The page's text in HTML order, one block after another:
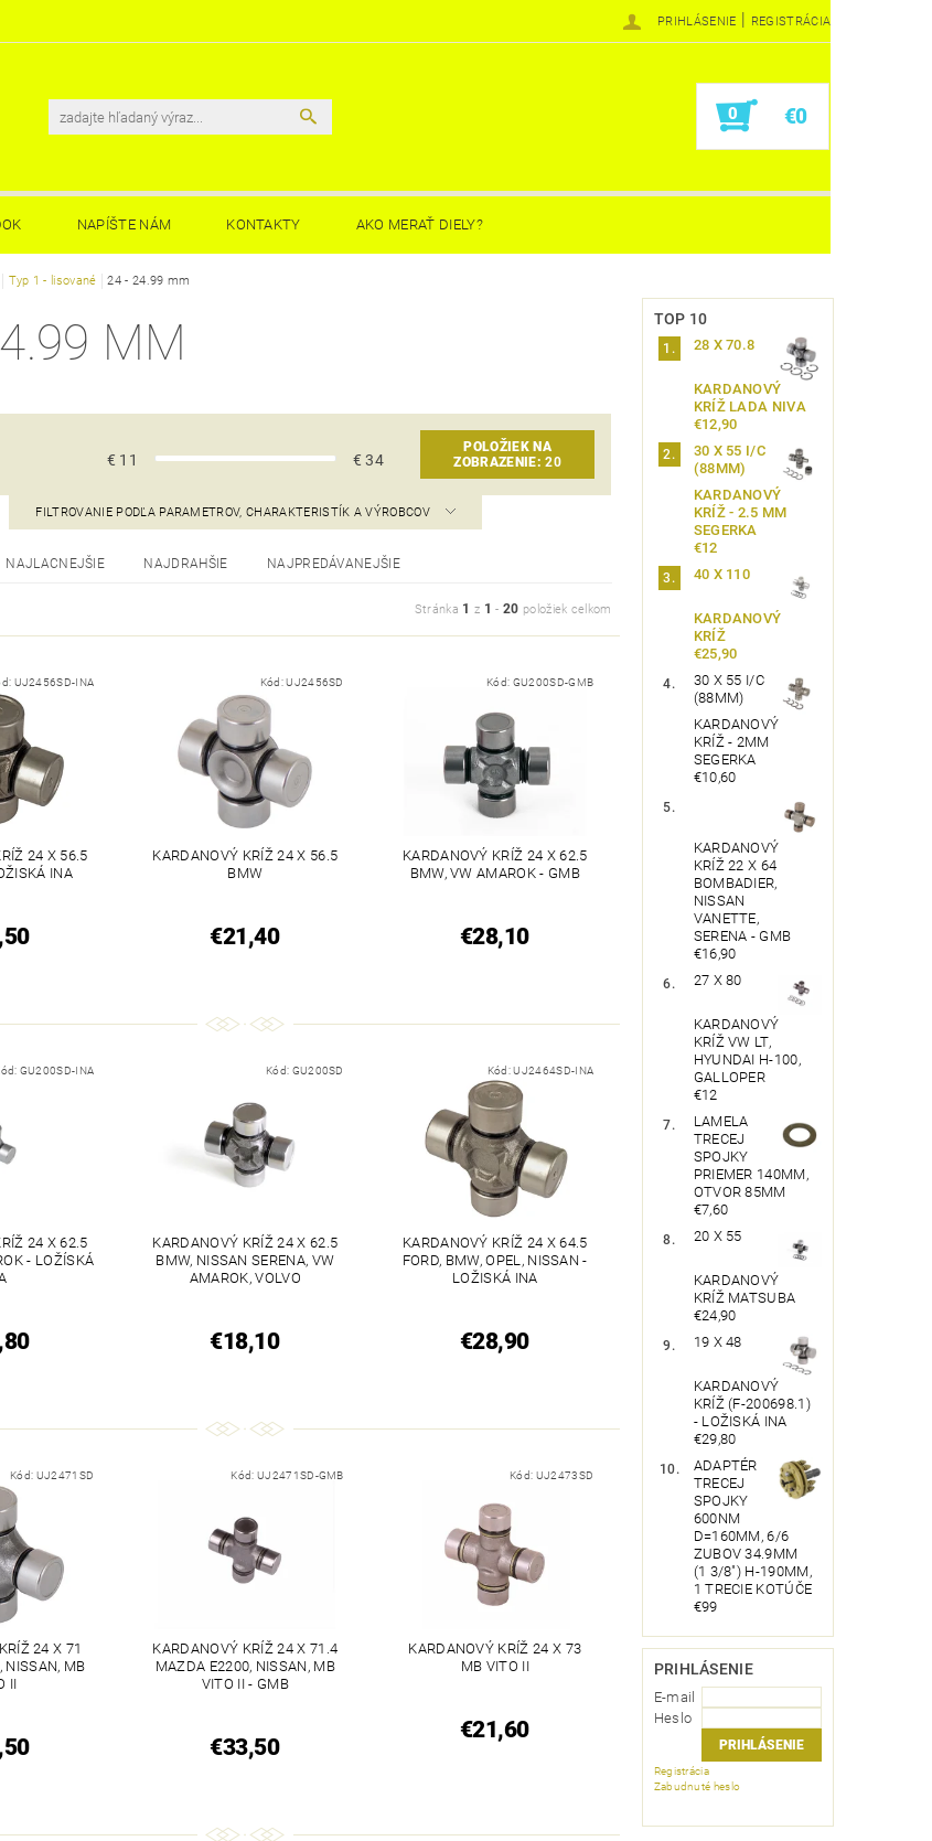
PRIHLÁSENIE | REGISTRÁCIA
0 €0
NAPÍŠTE NÁM KONTAKTY AKO MERAŤ DIELY?
Typ 1 - lisované 24 - 24.99 mm
MM
€ 11 €34
POLOŽIEK NA
ZOBRAZENIE:20
FILTROVANIE PODĽA PARAMETROV, CHARAKTERISTÍK A VÝROBCOV
NAJLACNEJŠIE NAJDRAHŠIE NAJPREDÁVANEJŠIE
Stránka 1 z 1 -20 položiek celkom
UJ2456SD-INA
24 X 56.5
INA
Kód:UJ2456SD
KARDANOVÝ KRÍŽ 24 X 56.5
BMW
€21,40
Kód: GU200SD-GMB
KARDANOVÝ KRÍŽ 24 X 62.5
BMW, VW AMAROK - GMB
€28,10
GU200SD-INA
24 X 62.5
- LOŽÍSKÁ
Kód: GU200SD
KARDANOVÝ KRÍŽ 24 X 62.5
BMW, NISSAN SERENA, VW
AMAROK, VOLVO
€18,10
Kód:UJ2464SD-INA
KARDANOVÝ KRÍŽ 24 X 64.5
FORD, BMW, OPEL, NISSAN -
LOŽISKÁ INA
€28,90
Kód: UJ2471SD
24 X 71
NISSAN, MB
II
Kód: UJ2471SD-GMB
KARDANOVÝ KRÍŽ 24 X 71.4
MAZDA E2200, NISSAN, MB
VITO II - GMB
€33,50
Kód: UJ2473SD
KARDANOVÝ KRÍŽ 24 X 73
MB VITO II
€21,60
TOP 10
28 X 70.8
KARDANOVÝ
KRÍŽ LADA NIVA
€12,90
30 X 55 I/C
(88MM)
KARDANOVÝ
KRÍŽ - 2.5 MM
SEGERKA
€12
40 X 110
KARDANOVÝ
KRÍŽ
€25,90
30 X 55 I/C
(88MM)
KARDANOVÝ
KRÍŽ - 2MM
SEGERKA
€10,60
KARDANOVÝ
KRÍŽ 22 X 64
BOMBADIER,
NISSAN
VANETTE,
SERENA - GMB
€16,90
27 X 80
KARDANOVÝ
KRÍŽ VW LT,
HYUNDAI H-100,
GALLOPER
€12
LAMELA
TRECEJ
SPOJKY
PRIEMER 140MM,
OTVOR 85MM
€7,60
20 X 55
KARDANOVÝ
KRÍŽ MATSUBA
€24,90
19 X 48
KARDANOVÝ
KRÍŽ (F-200698.1)
- LOŽISKÁ INA
€29,80
ADAPTÉR
TRECEJ
SPOJKY
600NM
D=160MM, 6/6
ZUBOV 34.9MM
(1 3/8") H-190MM,
1 TRECIE KOTÚČE
€99
PRIHLÁSENIE
E-mail
Heslo
Registrácia
Zabudnuté heslo